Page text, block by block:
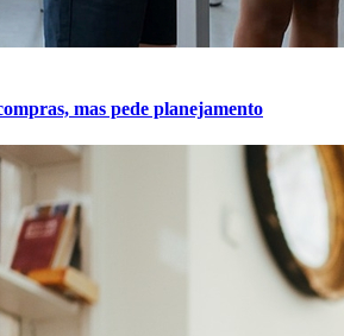
mas pede planejamento